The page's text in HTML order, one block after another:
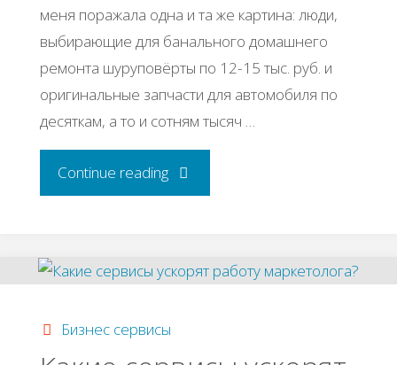
меня поражала одна и та же картина: люди,
выбирающие для банального домашнего
ремонта шуруповёрты по 12-15 тыс. руб. и
оригинальные запчасти для автомобиля по
десяткам, а то и сотням тысяч …
Continue reading"7
инструментов
Бизнес сервисы